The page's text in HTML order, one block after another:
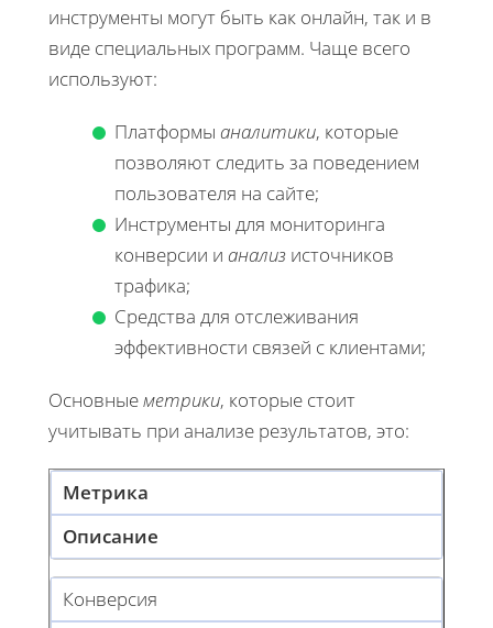
инструменты могут быть как онлайн, так и в
виде специальных программ. Чаще всего
используют:
Платформы аналитики, которые
позволяют следить за поведением
пользователя на сайте;
Инструменты для мониторинга
конверсии и анализ источников
трафика;
Средства для отслеживания
эффективности связей с клиентами;
Основныеметрики, которые стоит
учитывать при анализе результатов, это:
Метрика
Описание
Конверсия